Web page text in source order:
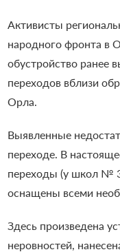
Активисты
народного фронта в
обустройство ранее
переходов вблизи
Орла.
Выявленные
переходе. В
переходы (у школ №
оснащены всеми
Здесь произведена
неровностей,